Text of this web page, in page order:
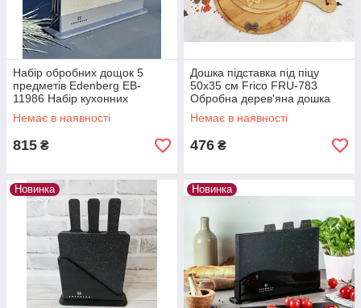
Набір обробних дощок 5
предметів Edenberg EB-
11986 Набір кухонних
дощечок прямокутні
Немає в наявності
815 ₴
Дошка підставка під піцу
50х35 см Frico FRU-783
Обробна дерев'яна дошка
Бамбук
Немає в наявності
476 ₴
Новинка Новинка